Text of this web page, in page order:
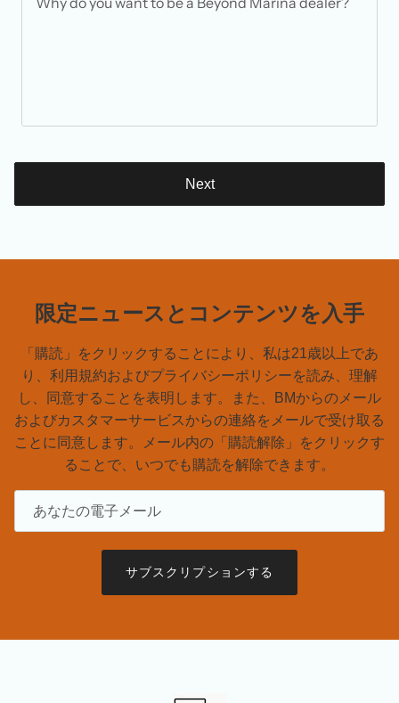
Next
限定ニュースとコンテンツを入手
「購読」をクリックすることにより、私は21歳以上であ
り、利用規約およびプライバシーポリシーを読み、理解
し、同意することを表明します。また、BMからのメール
およびカスタマーサービスからの連絡をメールで受け取る
ことに同意します。メール内の「購読解除」をクリックす
ることで、いつでも購読を解除できます。
サブスクリプションする